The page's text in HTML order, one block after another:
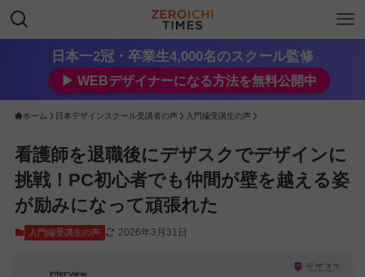
日本一2冠・卒業生4,000名のスクール監修
▶︎ WEBデザイナーになる方法を無料公開中
ホーム 日本デザインスクール受講者の声 入門編受講生の声
看護師を退職後にデザスクでデザインに
挑戦！PC初心者でも仲間が壁を越える姿
が励みになって頑張れた
入門編受講生の声 2026年3月31日